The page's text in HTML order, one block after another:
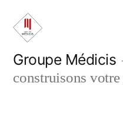
Aller
contenu
Groupe Médicis
construisons